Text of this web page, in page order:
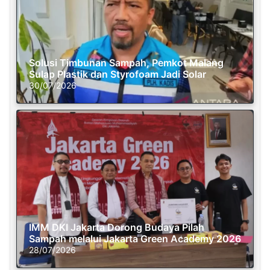
Solusi Timbunan Sampah, Pemkot Malang
Sulap Plastik dan Styrofoam Jadi Solar
30/07/2026
IMM DKI Jakarta Dorong Budaya Pilah
Sampah melalui Jakarta Green Academy 2026
28/07/2026